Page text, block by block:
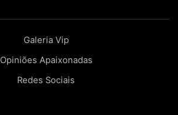
Galeria Vip
Opiniões Apaixonadas
Redes Sociais